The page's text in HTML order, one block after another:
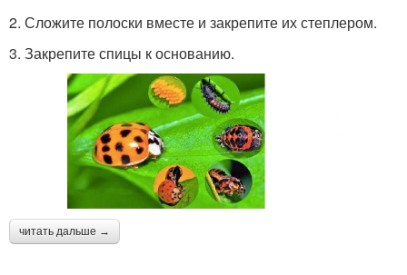
2. Сложите полоски вместе и закрепите их степлером.
3. Закрепите спицы к основанию.
читать дальше →